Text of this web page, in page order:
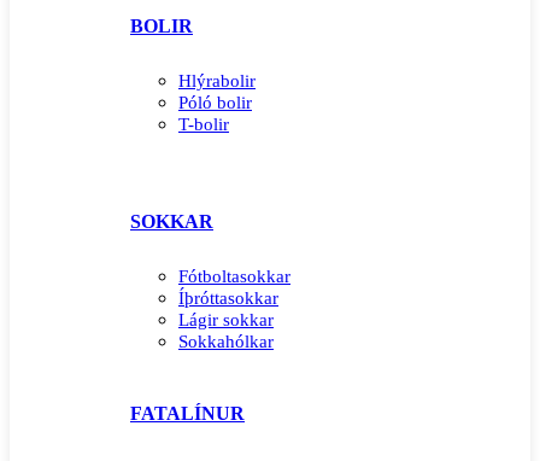
BOLIR
Hlýrabolir
Póló bolir
T-bolir
SOKKAR
Fótboltasokkar
Íþróttasokkar
Lágir sokkar
Sokkahólkar
FATALÍNUR